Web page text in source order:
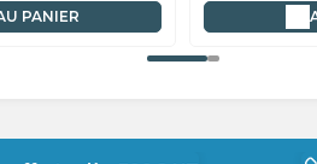
PANIER